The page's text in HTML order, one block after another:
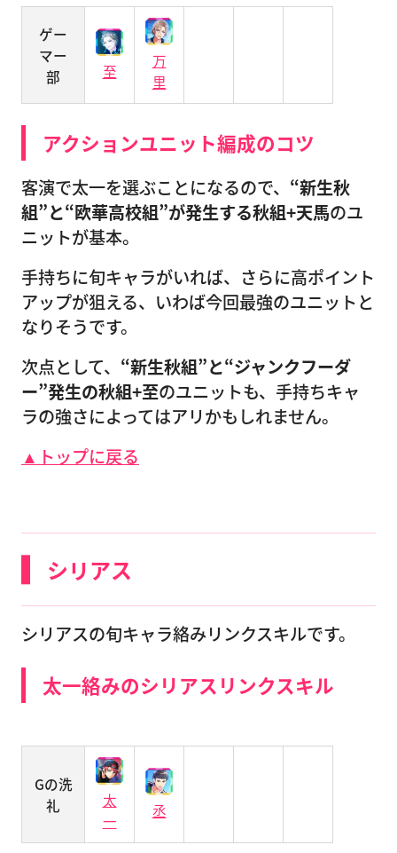
ゲー
マー
部
至
万
里
アクションユニット編成のコツ
客演で太一を選ぶことになるので、 “新生秋
組”と“欧華高校組”が発生する秋組+天馬のユ
ニットが基本。
手持ちに旬キャラがいれば、さらに高ポイント
アップが狙える、いわば今回最強のユニットと
なりそうです。
次点として、 “新生秋組”と“ジャンクフーダ
ー”発生の秋組+至のユニットも、手持ちキャ
ラの強さによってはアリかもしれません。
▲トップに戻る
シリアス
シリアスの旬キャラ絡みリンクスキルです。
太一絡みのシリアスリンクスキル
Gの洗
礼
太
一
丞